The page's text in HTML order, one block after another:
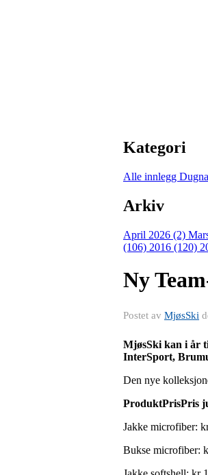
Kategori
Alle innlegg
Arkiv
April 2026 (2)
(106) 2016 (120)
Ny
Postet av MjøsSki
MjøsSki kan i år
InterSport,
Den nye
ProduktPrisPris
Jakke microfiber:
Bukse microfiber: